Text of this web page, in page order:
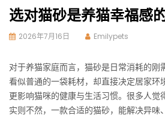
选对猫砂是养猫幸福感
2026年7月16日 Emilypets
对于养猫家庭而言，猫砂是日常消耗的刚
看似普通的一袋耗材，却直接决定居家环
更影响猫咪的健康与生活习惯。很多人觉
实则不然，一款合适的猫砂，能解决异味